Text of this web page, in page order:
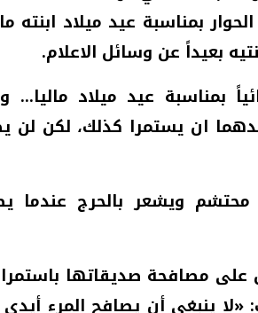
بمناسبة عيد ميلاد ابنته
بعيداً عن وسائل الاعلام.
بمناسبة عيد ميلاد
ان يستمرا كذلك، لكن
محتشم ويشعر بالحرج عندما
مصافحة صديقاتها
«لا ينبغي أن يصافح المرء